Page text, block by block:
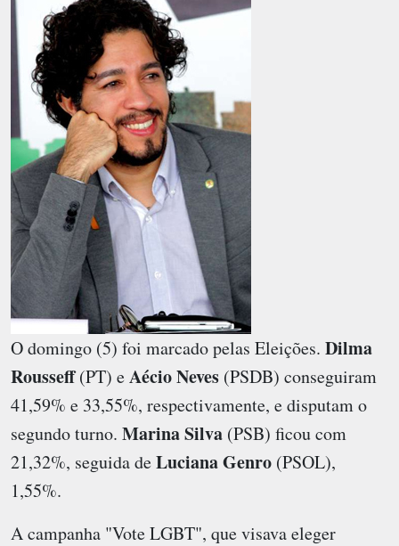
O domingo (5) foi marcado pelas Eleições. Dilma
Rousseff(PT) eAécio Neves (PSDB) conseguiram
41,59% e 33,55%, respectivamente, e disputam o
segundo turno. Marina Silva (PSB) ficou com
21,32%, seguida deLuciana Genro (PSOL),
1,55%.
A campanha "Vote LGBT", que visava eleger